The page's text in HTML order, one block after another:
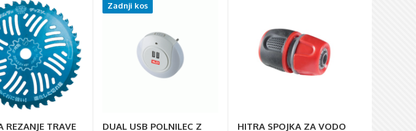
REZANJE TRAVE
Zadnji kos
DUAL USB POLNILEC Z
HITRA SPOJKA ZA VODO